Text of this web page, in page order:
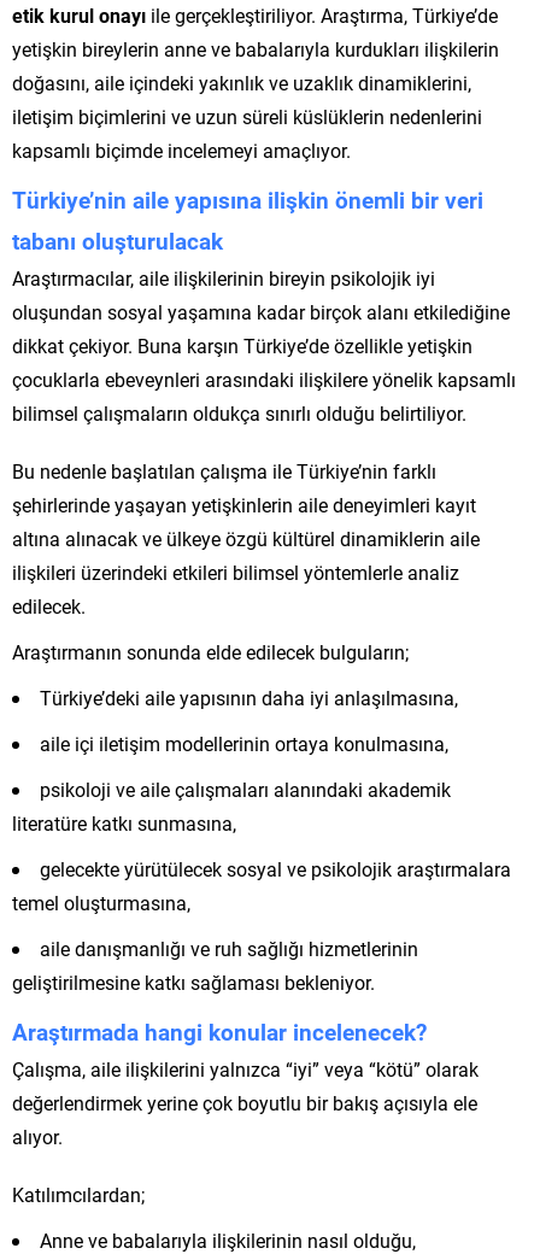
etik kurul onayı ile gerçekleştiriliyor. Araştırma, Türkiye’de
yetişkin bireylerin anne ve babalarıyla kurdukları ilişkilerin
doğasını, aile içindeki yakınlık ve uzaklık dinamiklerini,
iletişim biçimlerini ve uzun süreli küslüklerin nedenlerini
kapsamlı biçimde incelemeyi amaçlıyor.
Türkiye’nin aile yapısına ilişkin önemli bir veri
tabanı oluşturulacak
Araştırmacılar, aile ilişkilerinin bireyin psikolojik iyi
oluşundan sosyal yaşamına kadar birçok alanı etkilediğine
dikkat çekiyor. Buna karşın Türkiye’de özellikle yetişkin
çocuklarla ebeveynleri arasındaki ilişkilere yönelik kapsamlı
bilimsel çalışmaların oldukça sınırlı olduğu belirtiliyor.
Bu nedenle başlatılan çalışma ile Türkiye’nin farklı
şehirlerinde yaşayan yetişkinlerin aile deneyimleri kayıt
altına alınacak ve ülkeye özgü kültürel dinamiklerin aile
ilişkileri üzerindeki etkileri bilimsel yöntemlerle analiz
edilecek.
Araştırmanın sonunda elde edilecek bulguların;
Türkiye’deki aile yapısının daha iyi anlaşılmasına,
aile içi iletişim modellerinin ortaya konulmasına,
psikoloji ve aile çalışmaları alanındaki akademik
literatüre katkı sunmasına,
gelecekte yürütülecek sosyal ve psikolojik araştırmalara
temel oluşturmasına,
aile danışmanlığı ve ruh sağlığı hizmetlerinin
geliştirilmesine katkı sağlaması bekleniyor.
Araştırmada hangi konular incelenecek?
Çalışma, aile ilişkilerini yalnızca “iyi” veya “kötü” olarak
değerlendirmek yerine çok boyutlu bir bakış açısıyla ele
alıyor.
Katılımcılardan;
Anne ve babalarıyla ilişkilerinin nasıl olduğu,